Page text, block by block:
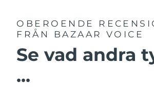
OBEROENDE
FRÅN BAZAAR VOICE
Se vad andra
...